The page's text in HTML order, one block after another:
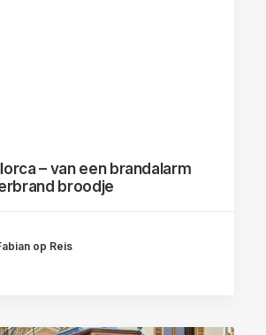
– van een brandalarm
broodje
op Reis